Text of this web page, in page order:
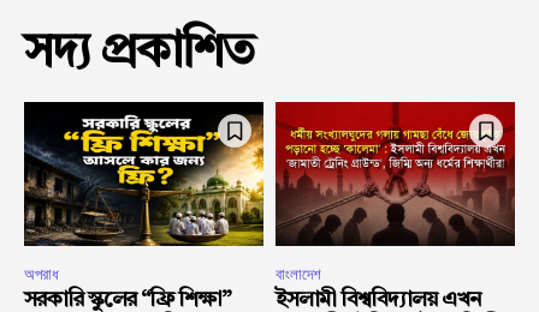
সদ্য প্রকাশিত
অপরাধ
সরকারি স্কুলের “ফ্রি শিক্ষা”
বাংলাদেশ
ইসলামী বিশ্ববিদ্যালয় এখন